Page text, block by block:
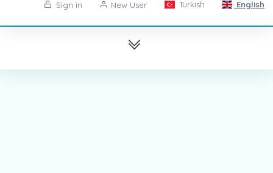
Sign in New User Turkish English